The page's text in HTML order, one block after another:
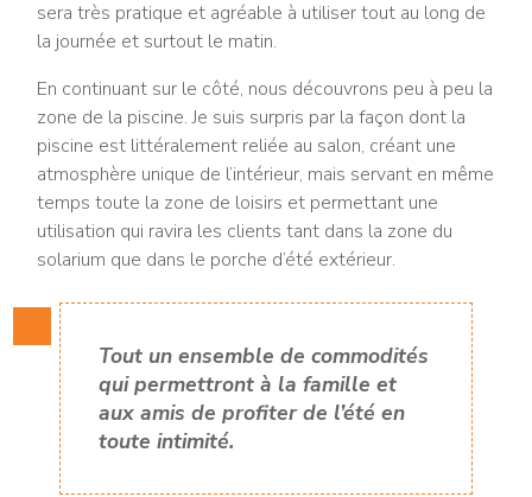
sera très pratique et agréable à utiliser tout au long de
la journée et surtout le matin.
En continuant sur le côté, nous découvrons peu à peu la
zone de la piscine. Je suis surpris par la façon dont la
piscine est littéralement reliée au salon, créant une
atmosphère unique de l’intérieur, mais servant en même
temps toute la zone de loisirs et permettant une
utilisation qui ravira les clients tant dans la zone du
solarium que dans le porche d’été extérieur.
Tout un ensemble de commodités
qui permettront à la famille et
aux amis de profiter de l’été en
toute intimité.